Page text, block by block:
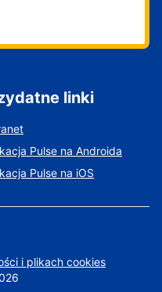
linki
Pulse na Androida
Pulse na iOS
i plikach cookies